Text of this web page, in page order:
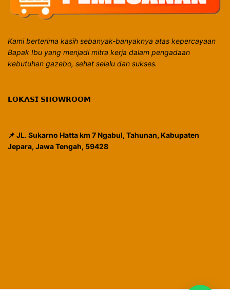
Kami berterima kasih sebanyak-banyaknya atas kepercayaan
Bapak Ibu yang menjadi mitra kerja dalam pengadaan
kebutuhan gazebo, sehat selalu dan sukses.
𝗟𝗢𝗞𝗔𝗦𝗜 𝗦𝗛𝗢𝗪𝗥𝗢𝗢𝗠
📌 JL. Sukarno Hatta km 7 Ngabul, Tahunan, Kabupaten
Jepara, Jawa Tengah, 59428